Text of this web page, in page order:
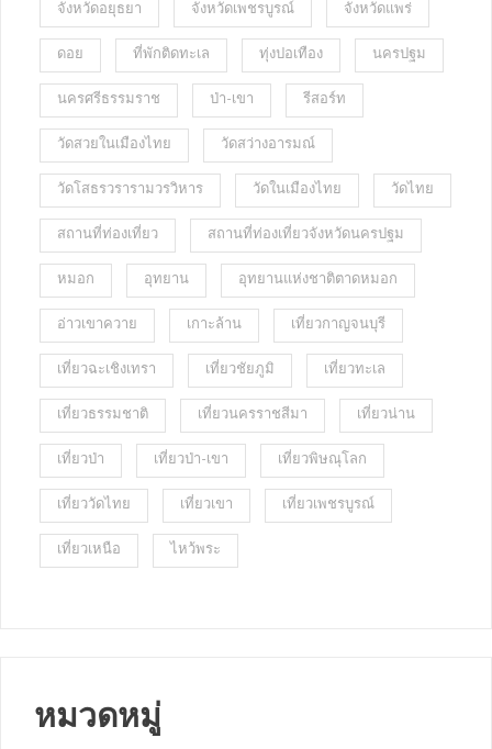
จังหวัดอยุธยา จังหวัดเพชรบูรณ์ จังหวัดแพร่
ดอย ที่พักติดทะเล ทุ่งปอเทือง นครปฐม
นครศรีธรรมราช ป่า-เขา รีสอร์ท
วัดสวยในเมืองไทย วัดสว่างอารมณ์
วัดโสธรวรารามวรวิหาร วัดในเมืองไทย วัดไทย
สถานที่ท่องเที่ยว สถานที่ท่องเที่ยวจังหวัดนครปฐม
หมอก อุทยาน อุทยานแห่งชาติตาดหมอก
อ่าวเขาควาย เกาะล้าน เที่ยวกาญจนบุรี
เที่ยวฉะเชิงเทรา เที่ยวชัยภูมิ เที่ยวทะเล
เที่ยวธรรมชาติ เที่ยวนครราชสีมา เที่ยวน่าน
เที่ยวป่า เที่ยวป่า-เขา เที่ยวพิษณุโลก
เที่ยววัดไทย เที่ยวเขา เที่ยวเพชรบูรณ์
เที่ยวเหนือ ไหว้พระ
หมวดหมู่